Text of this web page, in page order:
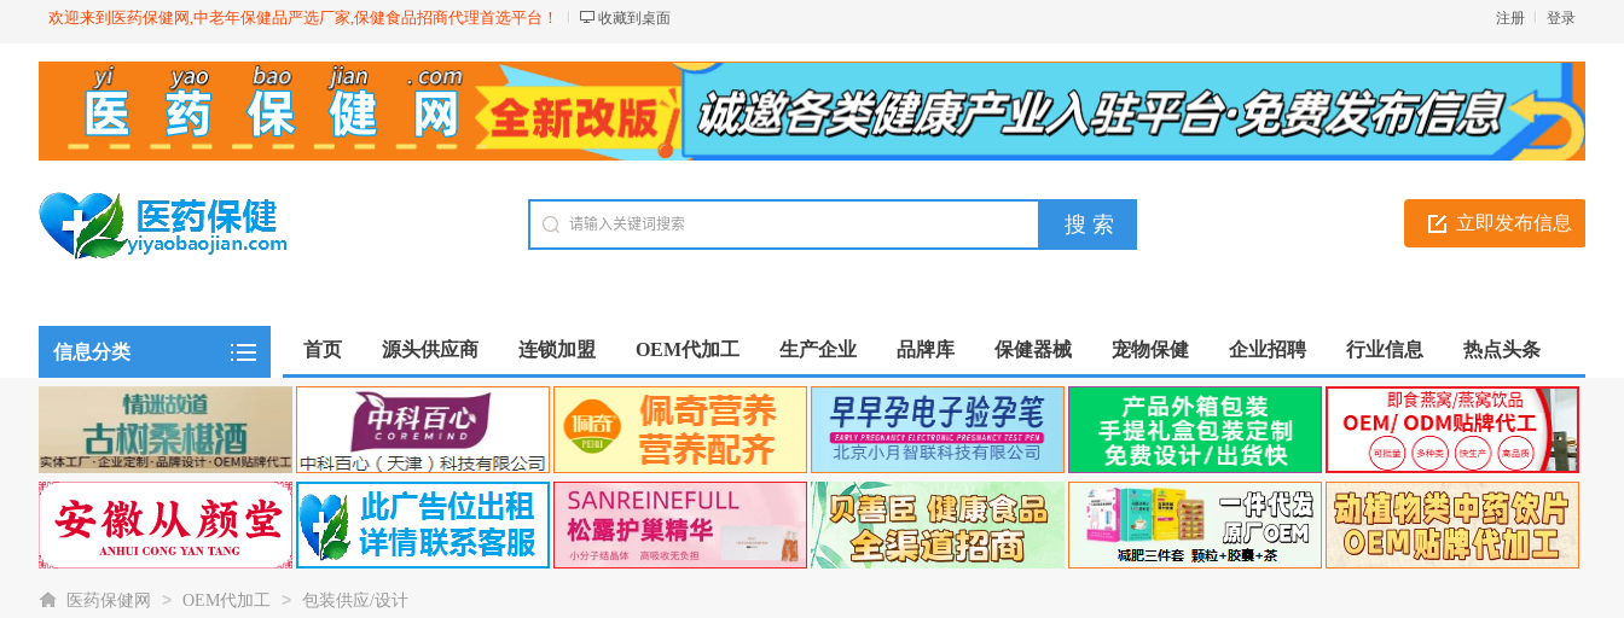
欢迎来到医药保健网,中老年保健品严选厂家,保健食品招商代理首选平台！ 收藏到桌面 登录
注册
立即发布信息
信息分类 首页 源头供应商 连锁加盟 OEM代加工 生产企业 品牌库 保健器械 宠物保健 企业招聘 行业信息 热点头条
医药保健网 > OEM代加工 > 包装供应/设计